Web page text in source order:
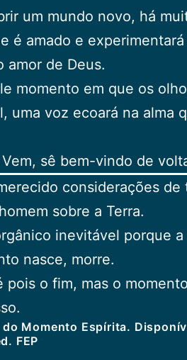
um mundo novo, há
é amado e
amor de Deus.
momento em que os
uma voz ecoará na alma
sê bem-vindo de
considerações de
sobre a Terra.
inevitável porque
nasce, morre.
pois o fim, mas o
do Momento Espírita.
FEP